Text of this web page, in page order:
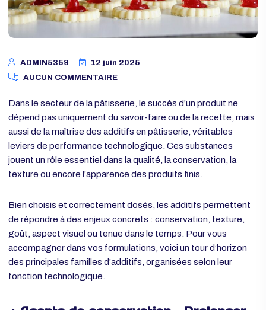
AUCUN COMMENTAIRE
Dans le secteur de la pâtisserie, le succès d’un produit ne
dépend pas uniquement du savoir-faire ou de la recette,
aussi de la maîtrise des
additifs en pâtisserie
texture ou encore l’apparence des produits finis.
Bien choisis et correctement dosés, les additifs permettent
de répondre à des enjeux concrets : conservation, texture,
goût, aspect visuel ou tenue dans le temps. Pour vous
des principales familles d’additifs, organisées selon leur